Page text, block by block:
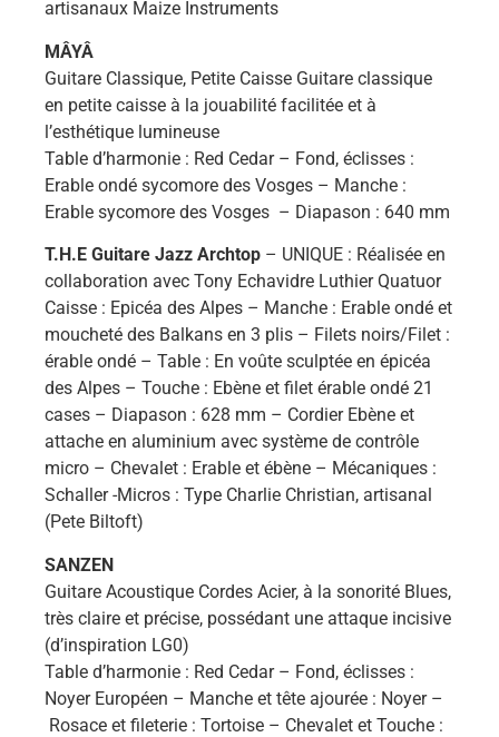
artisanaux Maize Instruments
MÂYÂ
Guitare Classique, Petite Caisse Guitare classique
en petite caisse à la jouabilité facilitée et à
l’esthétique lumineuse
Table d’harmonie : Red Cedar – Fond, éclisses :
Erable ondé sycomore des Vosges – Manche :
Erable sycomore des Vosges – Diapason : 640 mm
T.H.E Guitare Jazz Archtop – UNIQUE : Réalisée en
collaboration avec Tony Echavidre Luthier Quatuor
Caisse : Epicéa des Alpes – Manche : Erable ondé et
moucheté des Balkans en 3 plis – Filets noirs/Filet :
érable ondé – Table : En voûte sculptée en épicéa
des Alpes – Touche : Ebène et filet érable ondé 21
cases – Diapason : 628 mm – Cordier Ebène et
attache en aluminium avec système de contrôle
micro – Chevalet : Erable et ébène – Mécaniques :
Schaller -Micros : Type Charlie Christian, artisanal
(Pete Biltoft)
SANZEN
Guitare Acoustique Cordes Acier, à la sonorité Blues,
très claire et précise, possédant une attaque incisive
(d’inspiration LG0)
Table d’harmonie : Red Cedar – Fond, éclisses :
Noyer Européen – Manche et tête ajourée : Noyer –
Rosace et fileterie : Tortoise – Chevalet et Touche :